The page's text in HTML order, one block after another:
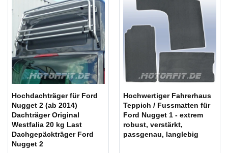
Hochdachträger für Ford
Nugget 2 (ab 2014)
Dachträger Original
Westfalia 20 kg Last
Dachgepäckträger Ford
Nugget 2
Hochwertiger Fahrerhaus
Teppich / Fussmatten für
Ford Nugget 1 - extrem
robust, verstärkt,
passgenau, langlebig